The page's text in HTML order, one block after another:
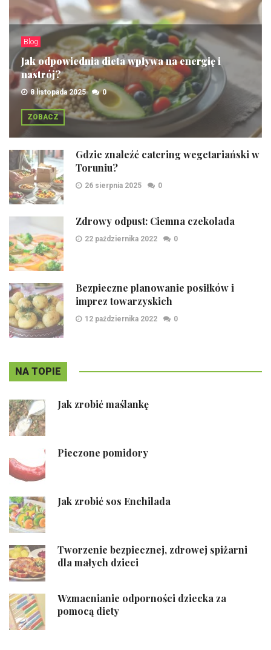
Blog
Jak odpowiednia dieta wpływa na energię i
nastrój?
8 listopada 2025 0
ZOBACZ
Gdzie znaleźć catering wegetariański w
Toruniu?
26 sierpnia 2025 0
Zdrowy odpust: Ciemna czekolada
22 października 2022 0
Bezpieczne planowanie posiłków i
imprez towarzyskich
12 października 2022 0
NA TOPIE
Jak zrobić maślankę
Pieczone pomidory
Jak zrobić sos Enchilada
Tworzenie bezpiecznej, zdrowej spiżarni
dla małych dzieci
Wzmacnianie odporności dziecka za
pomocą diety